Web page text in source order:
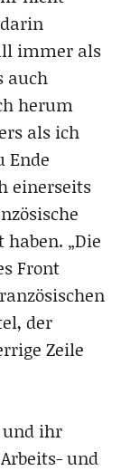
immer als
auch
herum
als ich
Ende
einerseits
„Die
Front
der
Zeile
und ihr
und